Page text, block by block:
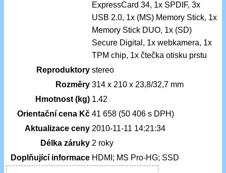
ExpressCard 34, 1x SPDIF, 3x
USB 2.0, 1x (MS) Memory Stick, 1x
Memory Stick DUO, 1x (SD)
Secure Digital, 1x webkamera, 1x
TPM chip, 1x čtečka otisku prstu
Reproduktory stereo
Rozměry 314 x 210 x 23,8/32,7 mm
Hmotnost (kg) 1.42
Orientační cena Kč 41 658 (50 406 s DPH)
Aktualizace ceny 2010-11-11 14:21:34
Délka záruky 2 roky
Doplňující informace HDMI; MS Pro-HG; SSD